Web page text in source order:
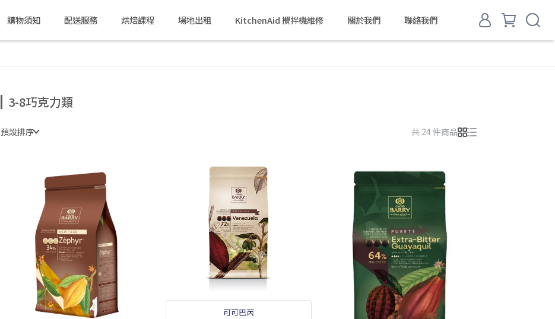
購物須知 配送服務 烘焙課程 場地出租 KitchenAid 攪拌機維修 關於我們 聯絡我們
3-8巧克力類
預設排序 共 24 件商品
可可巴芮